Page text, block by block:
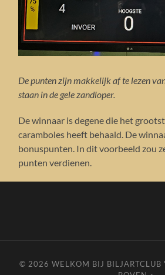
De punten zijn makkelijk af te lezen
staan in de gele zandloper.
De winnaar is degene die het
caramboles heeft behaald. De
bonuspunten. In dit voorbeeld zou
punten verdienen.
© 2026 WELKOM BIJ